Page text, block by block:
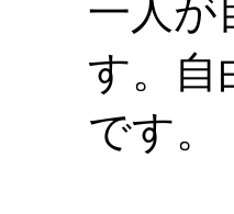
一人が
す。自
です。